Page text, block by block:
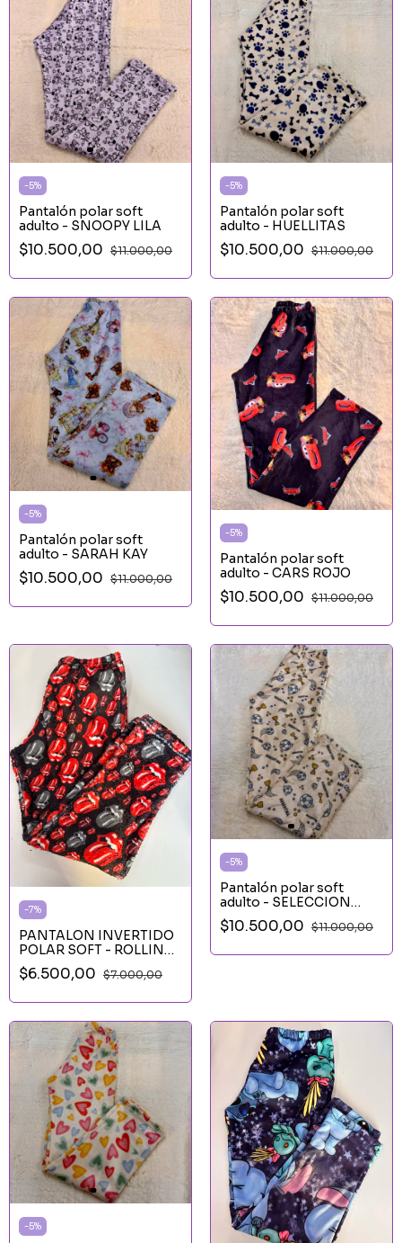
-5%
Pantalón polar soft
adulto - SNOOPY LILA
$10.500,00 $11.000,00
-5%
Pantalón polar soft
adulto - HUELLITAS
$10.500,00 $11.000,00
-5%
Pantalón polar soft
adulto - SARAH KAY
$10.500,00 $11.000,00
-5%
Pantalón polar soft
adulto - CARS ROJO
$10.500,00 $11.000,00
-7%
PANTALON INVERTIDO
POLAR SOFT - ROLLING
STONE
$6.500,00 $7.000,00
-5%
Pantalón polar soft
adulto - SELECCION
ARGENTINA
$10.500,00 $11.000,00
-5%